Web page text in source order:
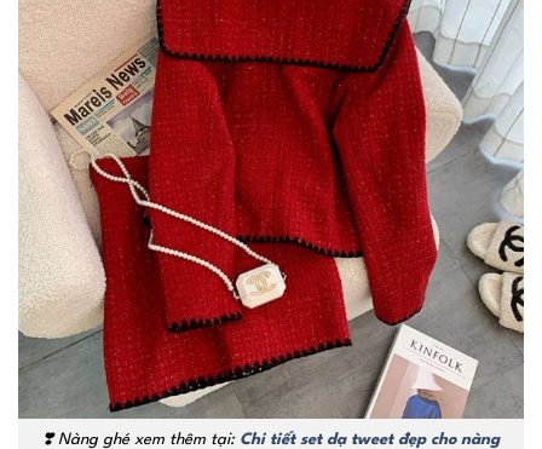
❣️ Nàng ghé xem thêm tại: Chi tiết set dạ tweet đẹp cho nàng